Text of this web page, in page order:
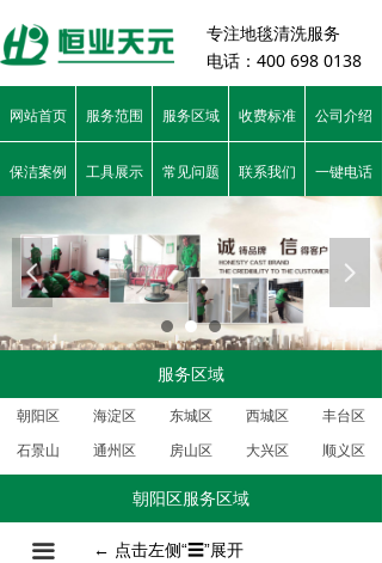
专注地毯清洗服务
电话：400 698 0138
服务区域
朝阳区 海淀区 东城区 西城区
丰台区
石景山
通州区 房山区 大兴区 顺义区
朝阳区服务区域
끀 ← 点击左侧“☰”展开
保洁案例 工具展示 常见问题 联系我们 一键电话
网站首页 服务范围 服务区域 收费标准 公司介绍
넳 넲